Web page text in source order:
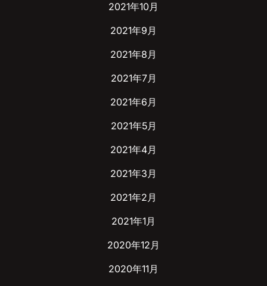
2021年10月
2021年9月
2021年8月
2021年7月
2021年6月
2021年5月
2021年4月
2021年3月
2021年2月
2021年1月
2020年12月
2020年11月